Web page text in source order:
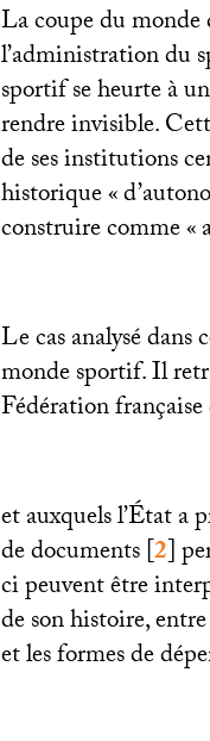
La coupe du monde
l’administration du
sportif se heurte à
rendre invisible.
de ses institutions
historique «
construire comme «
Le cas analysé dans
monde sportif. Il
Fédération
et auxquels l’État a
de documents[2]
ci peuvent être
de son histoire,
et les formes de